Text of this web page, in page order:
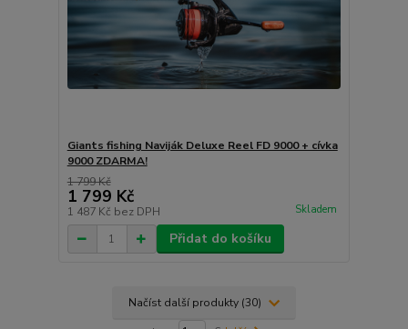
Giants fishing Naviják Deluxe Reel FD 9000 + cívka
9000 ZDARMA!
1 799 Kč
1 799 Kč
1 487 Kč bez DPH Skladem
Přidat do košíku
Načíst další produkty (30)